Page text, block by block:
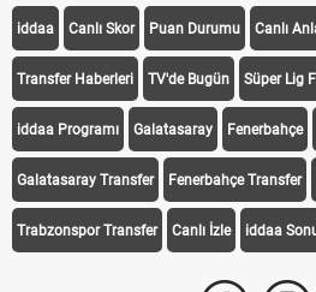
iddaa Canlı Skor Puan Durumu Canlı
Transfer Haberleri TV'de Bugün Süper Lig
iddaa Programı Galatasaray Fenerbahçe
Galatasaray Transfer Fenerbahçe Transfer
Trabzonspor Transfer Canlı İzle iddaa